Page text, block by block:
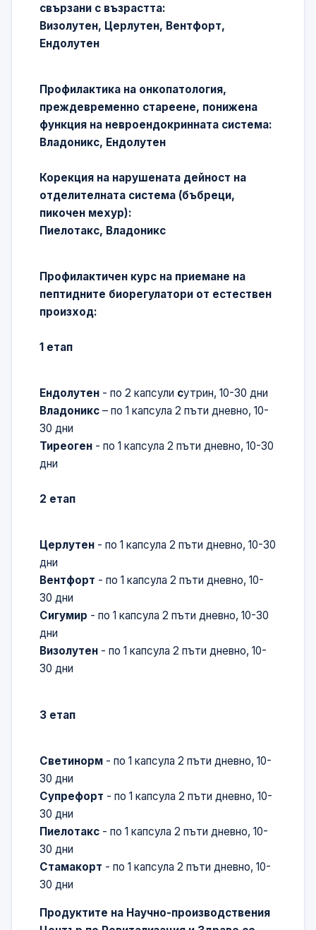
свързани с възрастта:
Визолутен, Церлутен, Вентфорт,
Ендолутен
Профилактика на онкопатология,
преждевременно стареене, понижена
функция на невроендокринната система:
Владоникс, Ендолутен
Корекция на нарушената дейност на
отделителната система (бъбреци,
пикочен мехур):
Пиелотакс, Владоникс
Профилактичен курс на приемане на
пептидните биорегулатори от естествен
произход:
1 етап
Ендолутен - по 2 капсули сутрин, 10-30 дни
Владоникс – по 1 капсула 2 пъти дневно, 10-
30 дни
Тиреоген - по 1 капсула 2 пъти дневно, 10-30
дни
2 етап
Церлутен - по 1 капсула 2 пъти дневно, 10-30
дни
Вентфорт - по 1 капсула 2 пъти дневно, 10-
30 дни
Сигумир - по 1 капсула 2 пъти дневно, 10-30
дни
Визолутен - по 1 капсула 2 пъти дневно, 10-
30 дни
3 етап
Светинорм - по 1 капсула 2 пъти дневно, 10-
30 дни
Супрефорт - по 1 капсула 2 пъти дневно, 10-
30 дни
Пиелотакс - по 1 капсула 2 пъти дневно, 10-
30 дни
Стамакорт - по 1 капсула 2 пъти дневно, 10-
30 дни
Продуктите на Научно-производствения